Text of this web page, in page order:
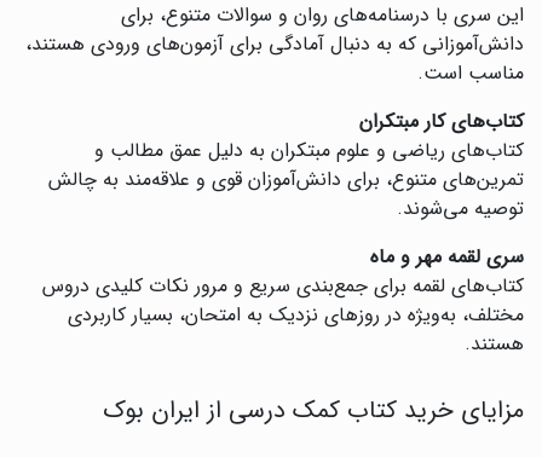
این سری با درسنامه‌های روان و سوالات متنوع، برای
دانش‌آموزانی که به دنبال آمادگی برای آزمون‌های ورودی هستند،
مناسب است.
کتاب‌های کار مبتکران
کتاب‌های ریاضی و علوم مبتکران به دلیل عمق مطالب و
تمرین‌های متنوع، برای دانش‌آموزان قوی و علاقه‌مند به چالش
توصیه می‌شوند.
سری لقمه مهر و ماه
کتاب‌های لقمه برای جمع‌بندی سریع و مرور نکات کلیدی دروس
مختلف، به‌ویژه در روزهای نزدیک به امتحان، بسیار کاربردی
هستند.
مزایای خرید کتاب کمک درسی از ایران بوک